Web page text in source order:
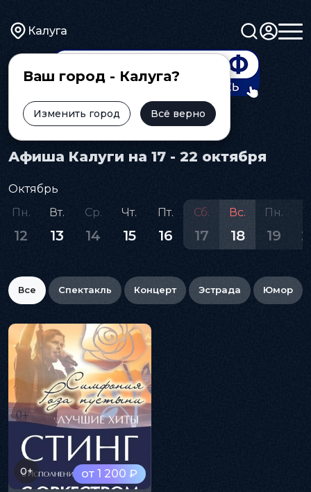
Калуга
Ваш город - Калуга?
Изменить город Всё верно
Главная Афиша
Афиша Калуги на 17 - 22 октября
Октябрь
Пн.
12
Вт.
13
Ср.
14
Чт.
15
Пт.
16
Сб.
17
Вс.
18
Пн.
19
Все Спектакль Концерт Эстрада Юмор
от 1 200 ₽
0+